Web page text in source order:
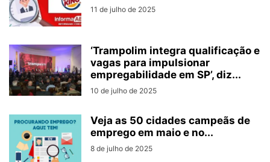
11 de julho de 2025
‘Trampolim integra qualificação e
vagas para impulsionar
empregabilidade em SP’, diz...
10 de julho de 2025
Veja as 50 cidades campeãs de
emprego em maio e no...
8 de julho de 2025